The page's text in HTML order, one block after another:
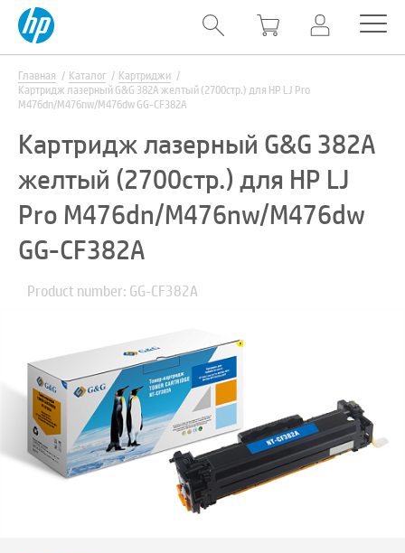
Главная Каталог
Картриджи
Картридж лазерный G&G 382A желтый (2700стр.) для HP LJ Pro
M476dn/M476nw/M476dw GG-CF382A
Картридж лазерный G&G 382A
желтый (2700стр.) для HP LJ
Pro M476dn/M476nw/M476dw
GG-CF382A
Product number: GG-CF382A